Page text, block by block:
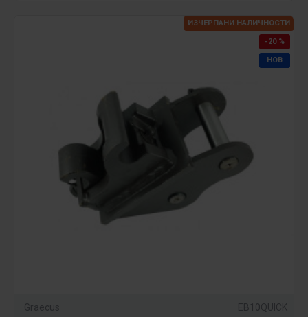
НОВ
-20 %
ИЗЧЕРПАНИ НАЛИЧНОСТИ
Graecus EB10QUICK